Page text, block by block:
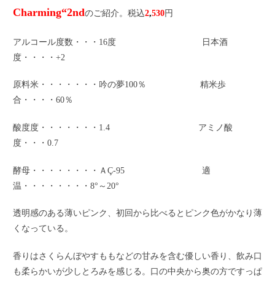
Charming“2ndのご紹介。税込2,530円
アルコール度数・・・16度 日本酒
度・・・・+2
原料米・・・・・・・吟の夢100％ 精米歩
合・・・・60％
酸度度・・・・・・・1.4 アミノ酸
度・・・0.7
酵母・・・・・・・・ＡÇ-95 適
温・・・・・・・・8°～20°
透明感のある薄いピンク、初回から比べるとピンク色がかなり薄
くなっている。
香りはさくらんぼやすももなどの甘みを含む優しい香り、飲み口
も柔らかいが少しとろみを感じる。口の中央から奥の方ですっぱ